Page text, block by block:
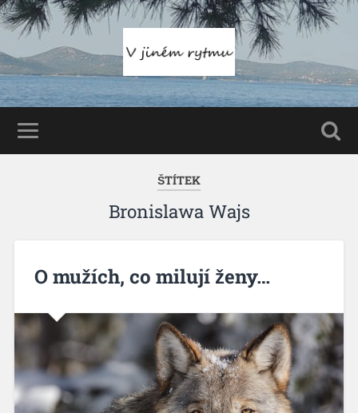
ŠTÍTEK
Bronislawa Wajs
O mužích, co milují ženy…